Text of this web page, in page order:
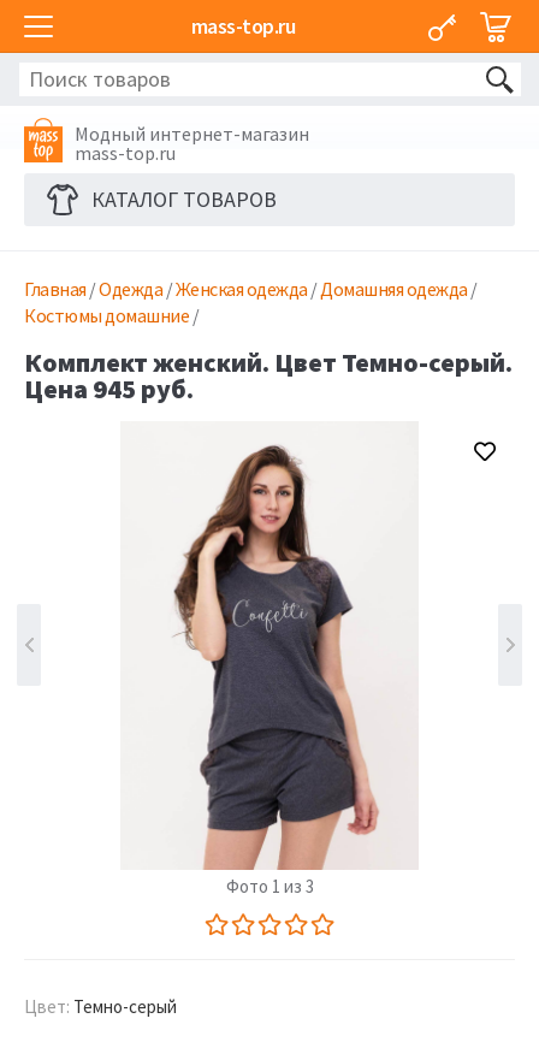
mass-top.ru
Модный интернет-магазин
mass-top.ru
КАТАЛОГ ТОВАРОВ
Главная /Одежда /Женская одежда /Домашняя одежда /
Костюмы домашние /
Комплект женский. Цвет Темно-серый.
Цена 945 руб.
Фото 1 из 3
Цвет: Темно-серый